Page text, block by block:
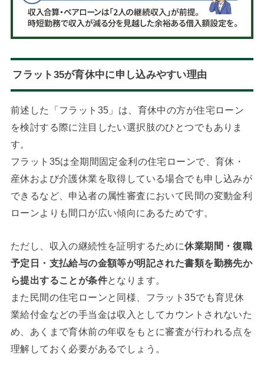
フラット35が育休中に申し込みやすい理由
前述した「フラット35」は、育休中の方が住宅ローン
を検討する際に注目したい選択肢のひとつでもありま
す。
フラット35は全期間固定金利の住宅ローンで、育休・
産休および介護休業を取得している場合でも申し込みが
できるなど、申込者の属性審査において民間の変動金利
ローンよりも間口が広い傾向にあるためです。
ただし、収入の継続性を証明するために休業期間・復職
予定日・支払給与の金額等が明記された書類を勤務先か
ら提出することが条件となります。
また民間の住宅ローンと同様、フラット35でも育児休
業給付金などの手当金は収入としてカウントされないた
め、あくまで育休前の年収をもとに審査が行われる点を
理解しておく必要があるでしょう。